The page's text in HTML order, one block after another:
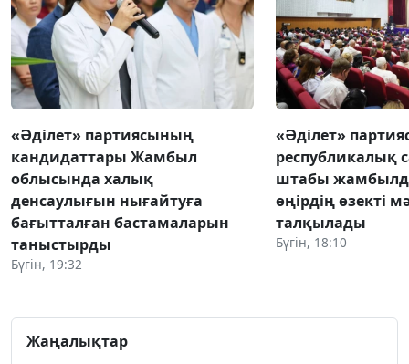
«Әділет» партиясының
кандидаттары Жамбыл
облысында халық
денсаулығын нығайтуға
бағытталған бастамаларын
таныстырды
Бүгін, 19:32
«Әділет»
республикалық
штабы
өңірдің өзекті
талқылады
Бүгін, 18:10
Жаңалықтар